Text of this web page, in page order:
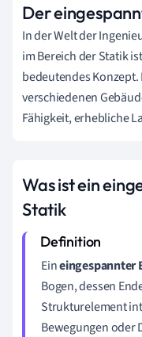
Der
In der Welt der
im Bereich der Statik
bedeutendes Konzept.
verschiedenen
Fähigkeit, erhebliche
Was ist ein
Statik
Eineingespannter
Bogen, dessen
Strukturelement
Bewegungen oder